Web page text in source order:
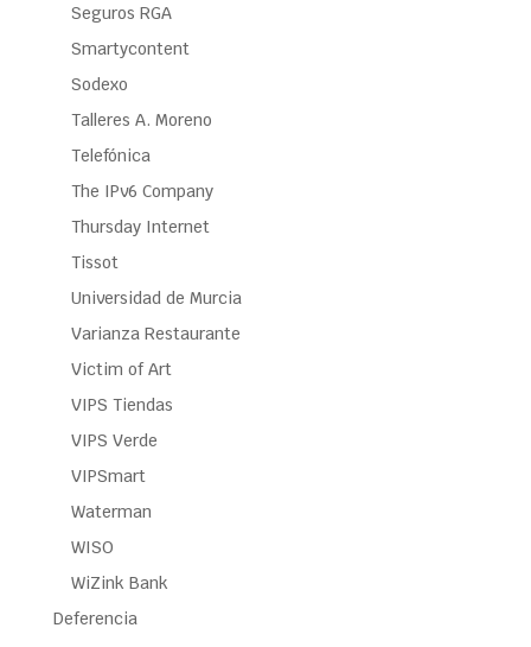
Seguros RGA
Smartycontent
Sodexo
Talleres A. Moreno
Telefónica
The IPv6 Company
Thursday Internet
Tissot
Universidad de Murcia
Varianza Restaurante
Victim of Art
VIPS Tiendas
VIPS Verde
VIPSmart
Waterman
WISO
WiZink Bank
Deferencia